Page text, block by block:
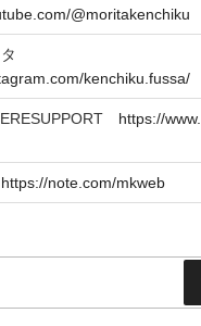
@moritakenchiku
タ
kenchiku.fussa/
https://
https://note.com/mkweb